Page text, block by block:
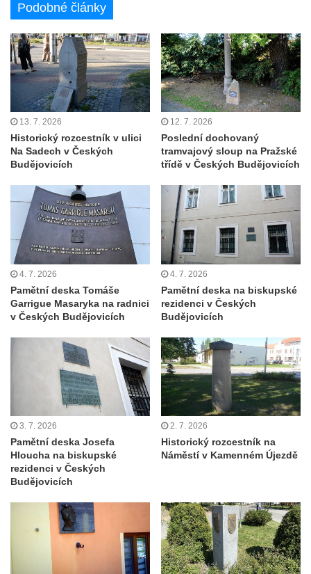
Socha svatého Jana Nepomuckého v
Pamětní deska Johanna Nepomuka
Fischera na domě čp. 5/16 na třídě 9.
května v Rumburku
Pamětní deska Johanna Neumanna
severně od Tokáně
Obrázek svatého Huberta na buku svatého
Huberta
Obrázek svatého Jakuba na skále u cesty
východně od Srbské Kamenice
Busta Jana Amose Komenského na domě
čp. 37 v Račicích
Socha ležícího koně v Sadech
Socha Medvídě v Tierpark Chemnitz
Sochy Ležící žena v Tierpark Chemnitz
Sochy Ptáci v Tierpark Chemnitz
Socha Skupina jeřábů v Tierpark Chemnitz
Socha Panter v ZOO Leipzig
Socha Dívka s mušlí v ZOO Leipzig
Socha Atlet v ZOO Leipzig
Socha Marabu v ZOO Leipzig
Leipzig
Socha Iásón v ZOO Leipzig
Socha Mladý slon v ZOO Leipzig
Podobné články
13. 7. 2026
Historický rozcestník v ulici
Na Sadech v Českých
Budějovicích
12. 7. 2026
Poslední dochovaný
tramvajový sloup na Pražské
třídě v Českých Budějovicích
4. 7. 2026
Pamětní deska Tomáše
Garrigue Masaryka na radnici
v Českých Budějovicích
4. 7. 2026
Pamětní deska na biskupské
rezidenci v Českých
Budějovicích
3. 7. 2026
Pamětní deska Josefa
Hloucha na biskupské
rezidenci v Českých
Budějovicích
2. 7. 2026
Historický rozcestník na
Náměstí v Kamenném Újezdě